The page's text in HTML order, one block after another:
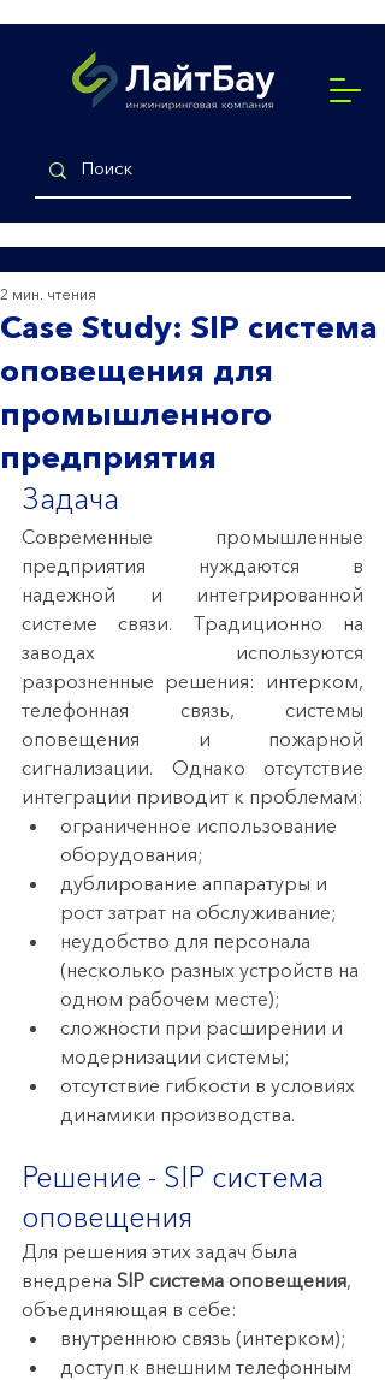
Case Study: SIP система
оповещения для
промышленного
предприятия
2 мин. чтения
Задача
Современные промышленные
предприятия нуждаются в
надежной и интегрированной
системе связи. Традиционно на
заводах используются
разрозненные решения: интерком,
телефонная связь, системы
оповещения и пожарной
сигнализации. Однако отсутствие
интеграции приводит к проблемам:
ограниченное использование
оборудования;
дублирование аппаратуры и
рост затрат на обслуживание;
неудобство для персонала
(несколько разных устройств на
одном рабочем месте);
сложности при расширении и
модернизации системы;
отсутствие гибкости в условиях
динамики производства.
Решение - SIP система
оповещения
Для решения этих задач была
внедрена SIP система оповещения,
объединяющая в себе:
внутреннюю связь (интерком);
доступ к внешним телефонным